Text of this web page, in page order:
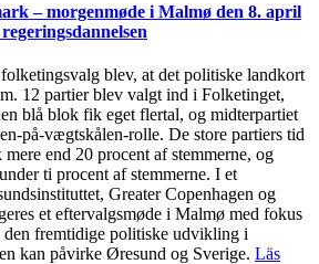
– morgenmøde i Malmø den 8. april
blev, at det politiske landkort
12 partier blev valgt ind i Folketinget,
blå blok fik eget flertal, og midterpartiet
på-vægtskålen-rolle. De store partiers tid
end 20 procent af stemmerne, og
ti procent af stemmerne. I et
Greater Copenhagen og
et eftervalgsmøde i Malmø med fokus
den fremtidige politiske udvikling i
kan påvirke Øresund og Sverige. Läs